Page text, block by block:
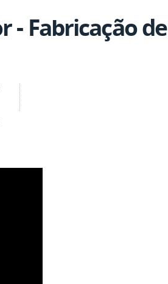
- Fabricação de